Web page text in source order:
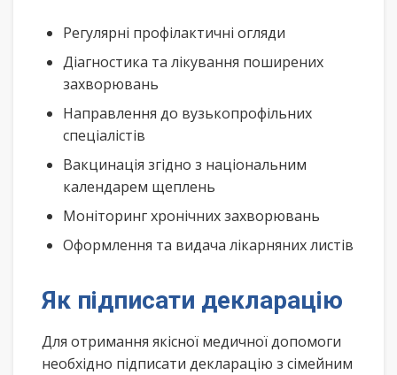
Регулярні профілактичні огляди
Діагностика та лікування поширених
захворювань
Направлення до вузькопрофільних
спеціалістів
Вакцинація згідно з національним
календарем щеплень
Моніторинг хронічних захворювань
Оформлення та видача лікарняних листів
Як підписати декларацію
Для отримання якісної медичної допомоги
необхідно підписати декларацію з сімейним